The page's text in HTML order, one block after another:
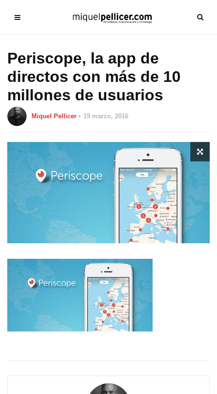
Periscope, la app de
directos con más de 10
millones de usuarios
Miquel Pellicer 19 marzo, 2016